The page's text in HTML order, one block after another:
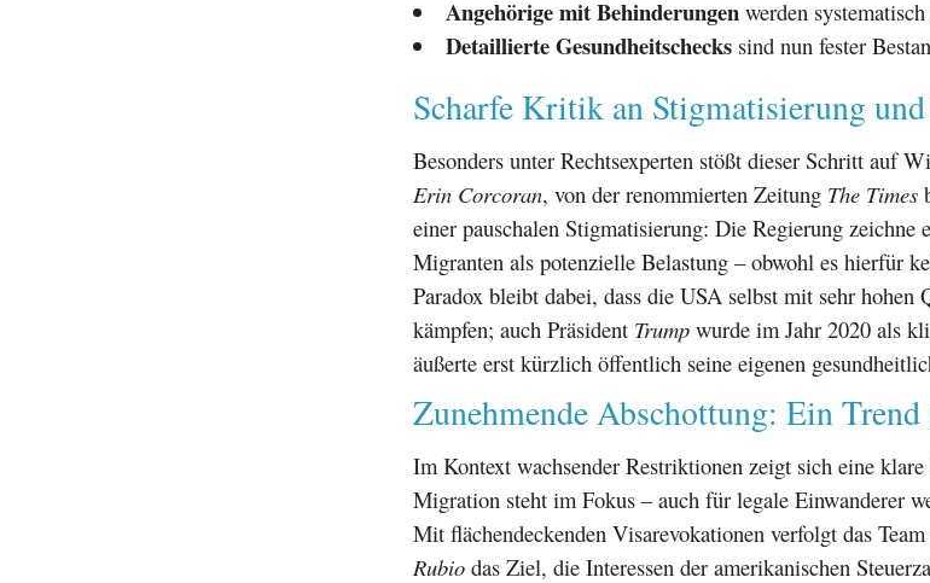
Angehörige mit Behinderungenwerden
Detaillierte Gesundheitscheckssind nun fester
Scharfe Kritik an Stigmatisierung
Besonders unter Rechtsexperten stößt dieser Schritt auf
Erin Corcoran, von der renommierten Zeitung The Times
einer pauschalen Stigmatisierung: Die Regierung
Migranten als potenzielle Belastung – obwohl es hierfür
Paradox bleibt dabei, dass die USA selbst mit sehr hohen
kämpfen; auch Präsident Trump wurde im Jahr 2020 als
äußerte erst kürzlich öffentlich seine eigenen
Zunehmende Abschottung: Ein
Im Kontext wachsender Restriktionen zeigt sich eine
Migration steht im Fokus – auch für legale Einwanderer
Mit flächendeckenden Visarevokationen verfolgt das
Rubio das Ziel, die Interessen der amerikanischen